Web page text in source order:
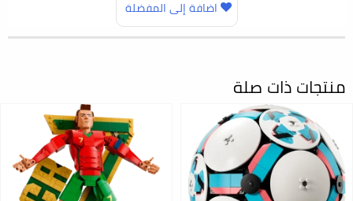
اضافة إلى المفضلة
منتجات ذات صلة